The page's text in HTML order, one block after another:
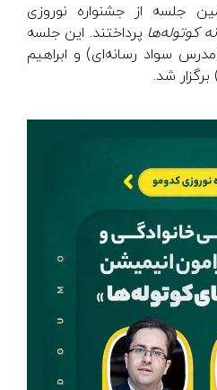
جلسه از جشنواره نوروزی
کوتوله‌ها پرداختند. این جلسه
سواد رسانه‌ای) و ابراهیم
شد.